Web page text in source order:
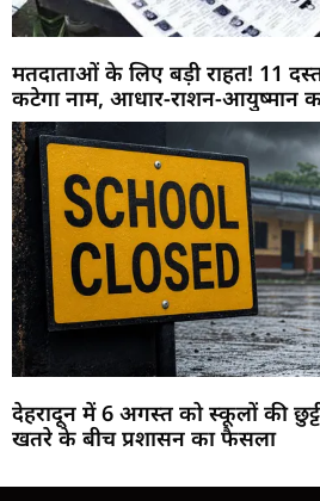
मतदाताओं के लिए बड़ी राहत! 11
कटेगा नाम, आधार-राशन-आयुष्मान
देहरादून में 6 अगस्त को स्कूलों की
खतरे के बीच प्रशासन का फैसला